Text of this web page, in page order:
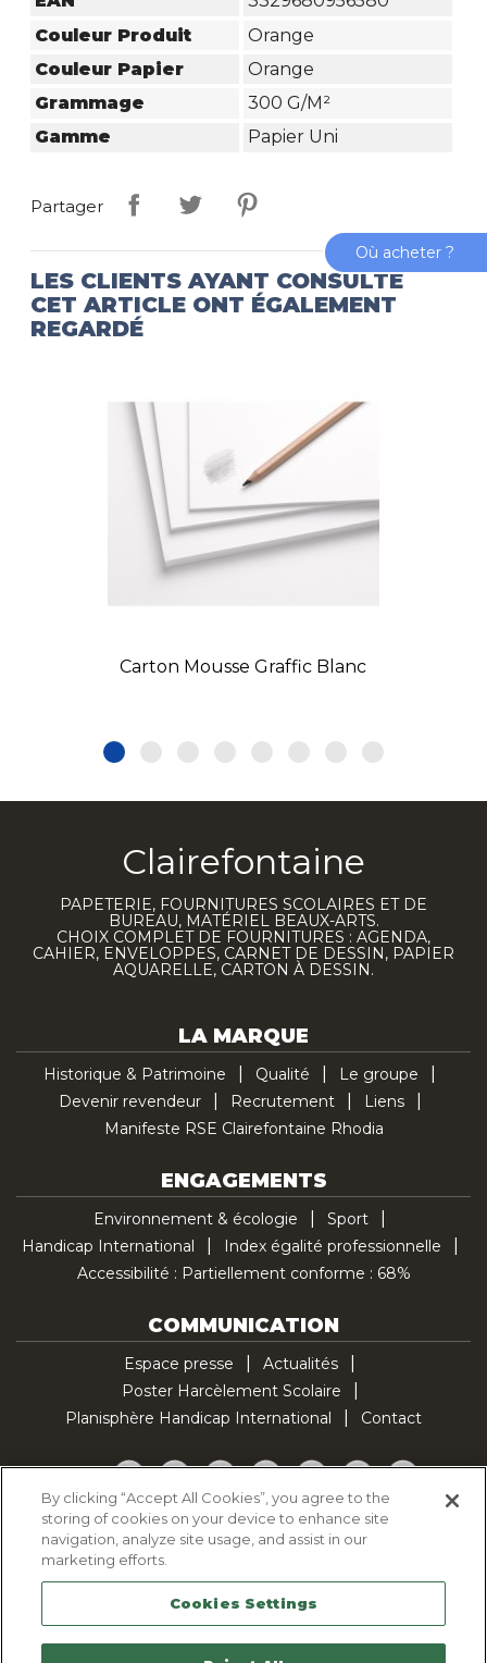
Couleur Produit
Orange
Couleur Papier
Orange
Grammage
300 G/m²
Gamme
Papier Uni
Partager
LES CLIENTS AYANT CONSULTÉ
CET ARTICLE ONT ÉGALEMENT
REGARDÉ
Carton Mousse Graffic Blanc
Clairefontaine
PAPETERIE, FOURNITURES SCOLAIRES ET DE
BUREAU, MATÉRIEL BEAUX-ARTS.
CHOIX COMPLET DE FOURNITURES : AGENDA,
CAHIER, ENVELOPPES, CARNET DE DESSIN, PAPIER
AQUARELLE, CARTON À DESSIN.
LA MARQUE
Historique & Patrimoine Qualité
Le groupe
Devenir revendeur
Recrutement
Liens
Manifeste RSE Clairefontaine Rhodia
ENGAGEMENTS
Environnement & écologie
Sport
Handicap International
Index égalité professionnelle
Accessibilité : Partiellement conforme : 68%
COMMUNICATION
Espace presse
Actualités
Poster Harcèlement Scolaire
Planisphère Handicap International
Contact
Facebook
TwitterYouTubePinterestInstagramLinkedInTikTok
Politique d'utilisation des cookies
Politique de confidentialité
Mentions légales
Plan du site
Contactez-nous
Où acheter ?
By clicking “Accept All Cookies”, you agree to the
storing of cookies on your device to enhance site
navigation, analyze site usage, and assist in our
marketing efforts.
Cookies Settings